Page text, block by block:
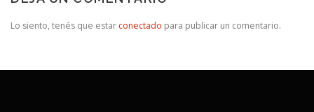
Lo siento, tenés que estar conectado para publicar un comentario.